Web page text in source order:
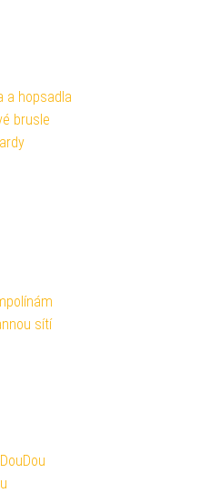
a hopsadla
brusle
sítí